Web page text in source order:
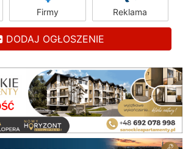
Firmy Reklama
DODAJ OGŁOSZENIE